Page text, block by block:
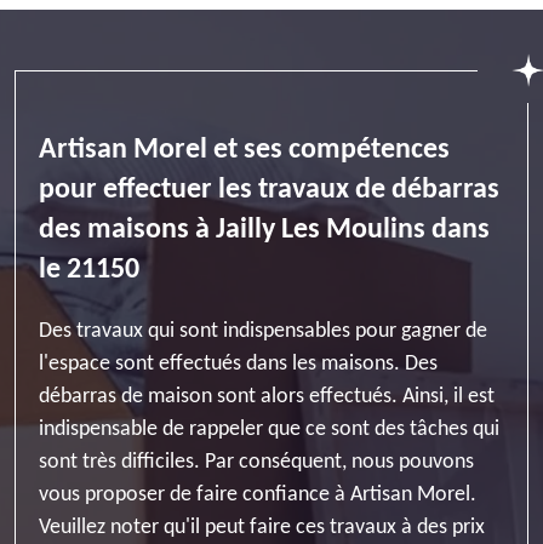
Artisan Morel et ses compétences
pour effectuer les travaux de débarras
des maisons à Jailly Les Moulins dans
le 21150
Des travaux qui sont indispensables pour gagner de
l'espace sont effectués dans les maisons. Des
débarras de maison sont alors effectués. Ainsi, il est
indispensable de rappeler que ce sont des tâches qui
sont très difficiles. Par conséquent, nous pouvons
vous proposer de faire confiance à Artisan Morel.
Veuillez noter qu'il peut faire ces travaux à des prix